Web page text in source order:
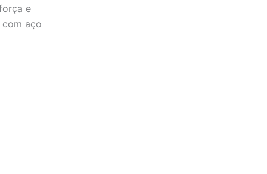
e
com aço